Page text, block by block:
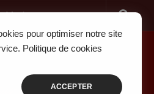
pour optimiser notre site
Politique de cookies
ACCEPTER
Musique